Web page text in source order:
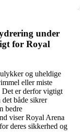
under
for Royal
og uheldige
eller miste
Det er derfor vigtigt
både sikrer
bedre
viser Royal Arena
deres sikkerhed og